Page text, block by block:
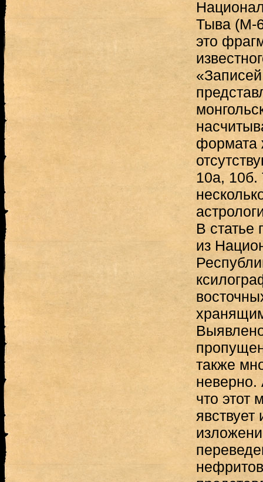
Тыва (М-
это
формата
10а, 10б.
В статье
из
также
неверно.
что этот
явствует